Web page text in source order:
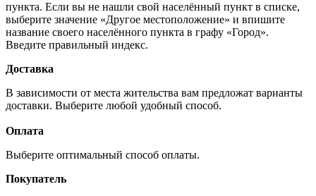
пункта. Если вы не нашли свой населённый пункт в списке,
выберите значение «Другое местоположение» и впишите
название своего населённого пункта в графу «Город».
Введите правильный индекс.
Доставка
В зависимости от места жительства вам предложат варианты
доставки. Выберите любой удобный способ.
Оплата
Выберите оптимальный способ оплаты.
Покупатель